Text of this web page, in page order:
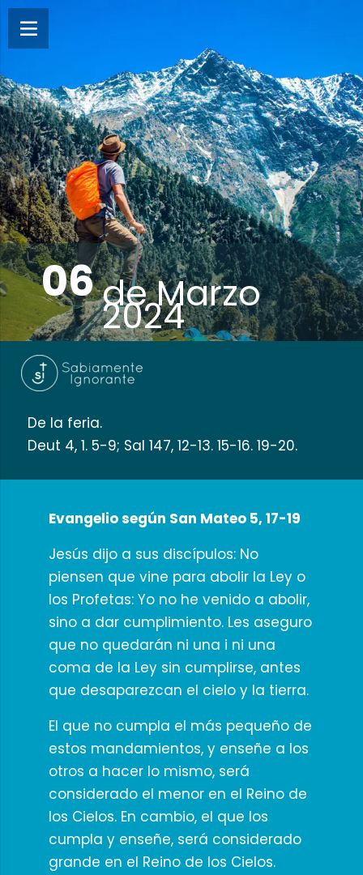
06deMarzo
2024
De la feria.
Deut 4, 1. 5-9; Sal 147, 12-13. 15-16. 19-20.
Evangelio según San Mateo 5, 17-19
Jesús dijo a sus discípulos: No
piensen que vine para abolir la Ley o
los Profetas: Yo no he venido a abolir,
sino a dar cumplimiento. Les aseguro
que no quedarán ni una i ni una
coma de la Ley sin cumplirse, antes
que desaparezcan el cielo y la tierra.
El que no cumpla el más pequeño de
estos mandamientos, y enseñe a los
otros a hacer lo mismo, será
considerado el menor en el Reino de
los Cielos. En cambio, el que los
cumpla y enseñe, será considerado
grande en el Reino de los Cielos.